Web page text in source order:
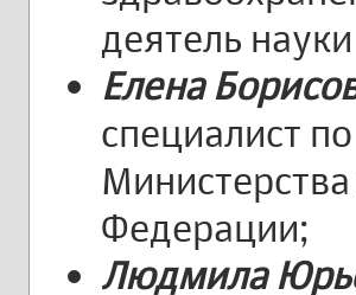
деятель
Елена
специалист
Федерации;
Людмила